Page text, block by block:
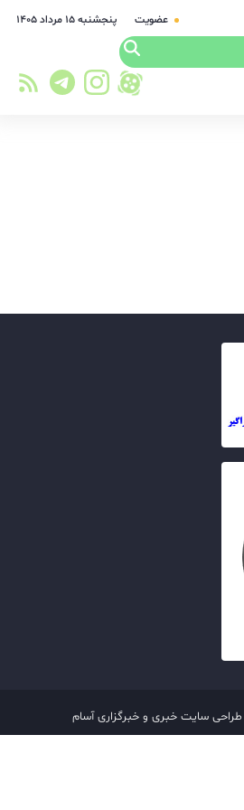
عضویت پنجشنبه ۱۵ مرداد ۱۴۰۵
طراحی سایت خبری و خبرگزاری آسام